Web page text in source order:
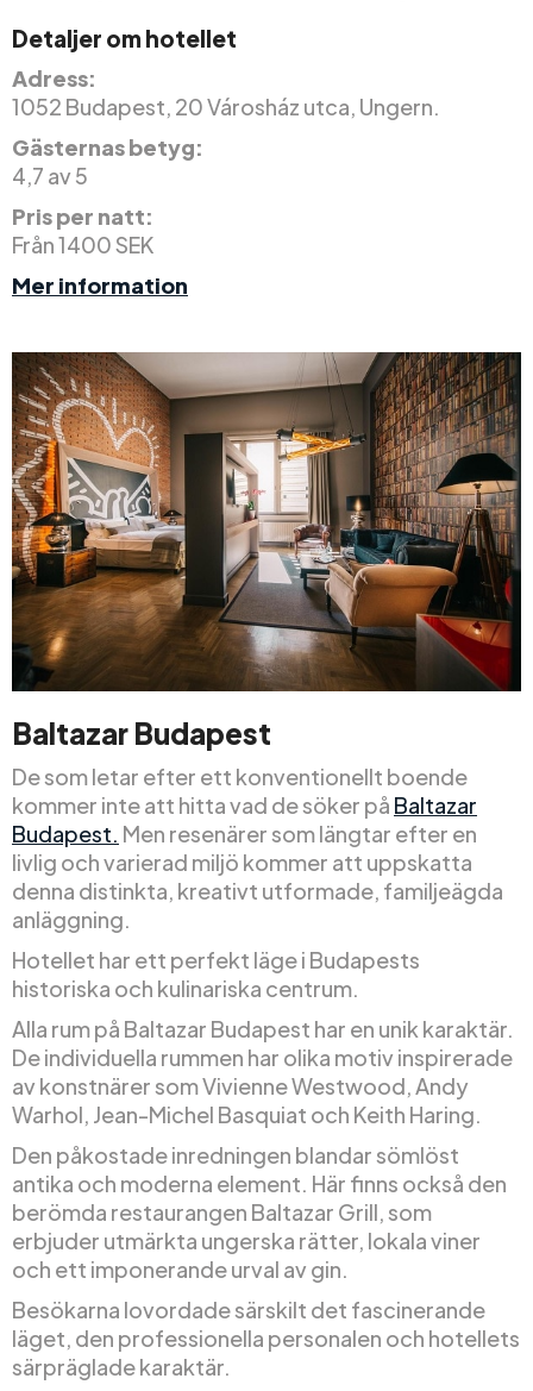
Detaljer om hotellet
Adress:
1052 Budapest, 20 Városház utca, Ungern.
Gästernas betyg:
4,7 av 5
Pris per natt:
Från 1400 SEK
Mer information
Baltazar Budapest
De som letar efter ett konventionellt boende
kommer inte att hitta vad de söker på Baltazar
Budapest. Men resenärer som längtar efter en
livlig och varierad miljö kommer att uppskatta
denna distinkta, kreativt utformade, familjeägda
anläggning.
Hotellet har ett perfekt läge i Budapests
historiska och kulinariska centrum.
Alla rum på Baltazar Budapest har en unik karaktär.
De individuella rummen har olika motiv inspirerade
av konstnärer som Vivienne Westwood, Andy
Warhol, Jean-Michel Basquiat och Keith Haring.
Den påkostade inredningen blandar sömlöst
antika och moderna element. Här finns också den
berömda restaurangen Baltazar Grill, som
erbjuder utmärkta ungerska rätter, lokala viner
och ett imponerande urval av gin.
Besökarna lovordade särskilt det fascinerande
läget, den professionella personalen och hotellets
särpräglade karaktär.